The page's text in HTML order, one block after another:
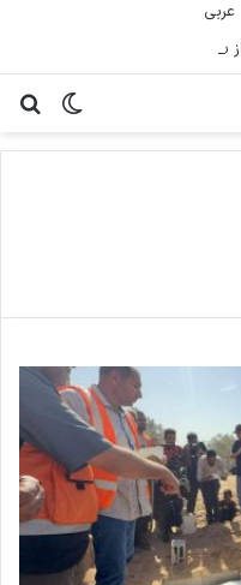
عربي
تغییر